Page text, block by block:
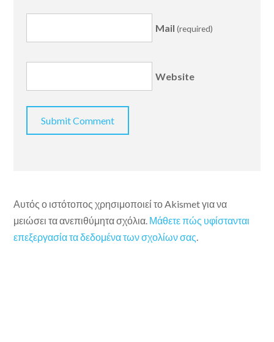
Mail (required)
Website
Αυτός ο ιστότοπος χρησιμοποιεί το Akismet για να
μειώσει τα ανεπιθύμητα σχόλια. Μάθετε πώς υφίστανται
επεξεργασία τα δεδομένα των σχολίων σας.